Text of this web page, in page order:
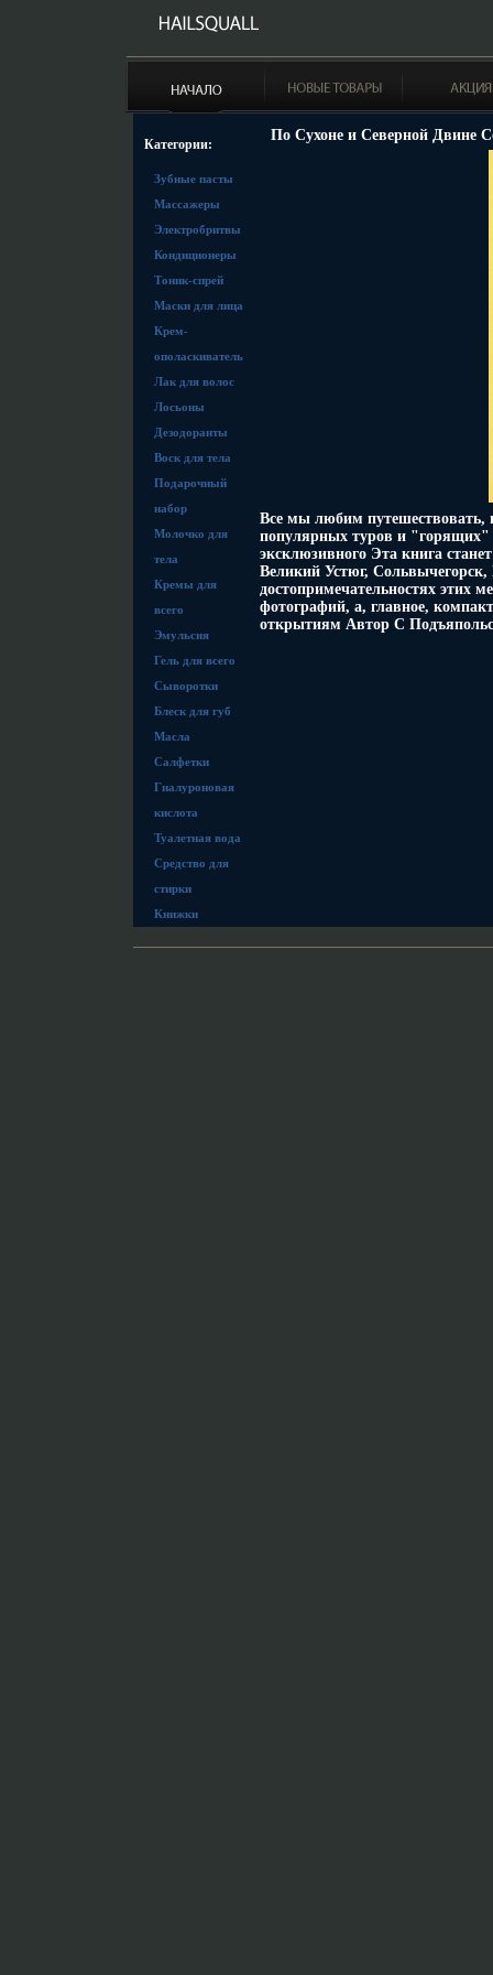
Категории:
Зубные пасты
Массажеры
Электробритвы
Кондиционеры
Тоник-спрей
Маски для лица
Крем-
ополаскиватель
Лак для волос
Лосьоны
Дезодоранты
Воск для тела
Подарочный
набор
Молочко для
тела
Кремы для
всего
Эмульсия
Гель для всего
Сыворотки
Блеск для губ
Масла
Салфетки
Гиалуроновая
кислота
Туалетная вода
Средство для
стирки
Книжки
По Сухоне и Северной Двине
Все мы любим путешествовать,
популярных туров и "горящих"
эксклюзивного Эта книга
Великий Устюг,
достопримечательностях этих
фотографий, а, главное,
открытиям Автор С